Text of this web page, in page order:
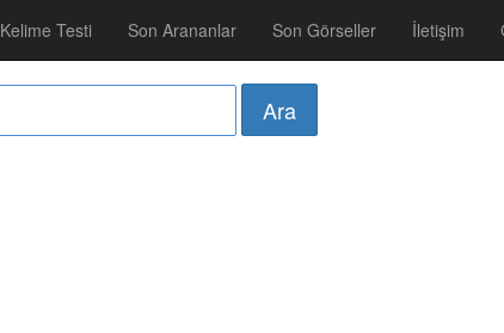
Kelime Testi Son Arananlar Son Görseller İletişim